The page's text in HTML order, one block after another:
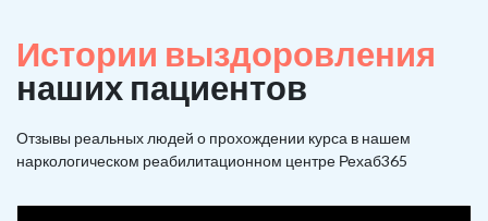
Истории выздоровления
наших пациентов
Отзывы реальных людей о прохождении курса в нашем
наркологическом реабилитационном центре Рехаб365